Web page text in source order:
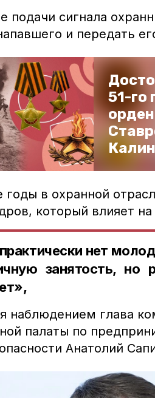
подачи сигнала
и передать
51-го
годы в охранной
который влияет
нет
занятость, но
наблюдением глава
палаты по
Анатолий